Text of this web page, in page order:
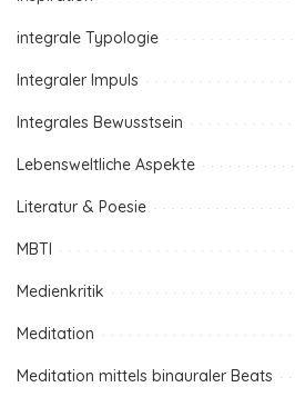
integrale Typologie
Integraler Impuls
Integrales Bewusstsein
Lebensweltliche Aspekte
Literatur & Poesie
MBTI
Medienkritik
Meditation
Meditation mittels binauraler Beats